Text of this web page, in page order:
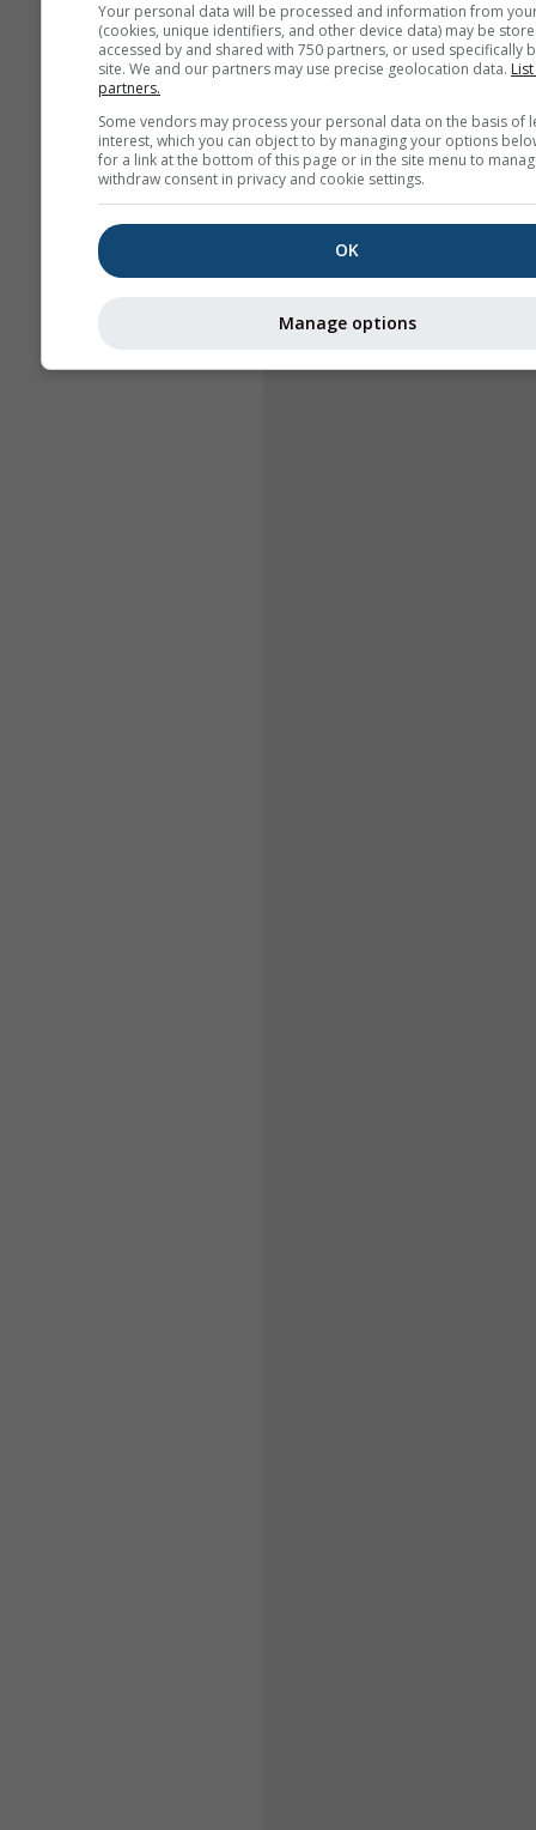
Your personal data will be processed and information from
(cookies, unique identifiers, and other device data) may be
accessed by and shared with 750 partners, or used specifically
site. We and our partners may use precise geolocation data.
partners.
Some vendors may process your personal data on the basis of
interest, which you can object to by managing your options
for a link at the bottom of this page or in the site menu to
withdraw consent in privacy and cookie settings.
OK
Manage options